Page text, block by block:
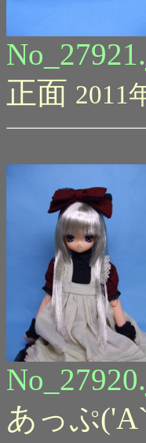
正面 2011
あっぷ